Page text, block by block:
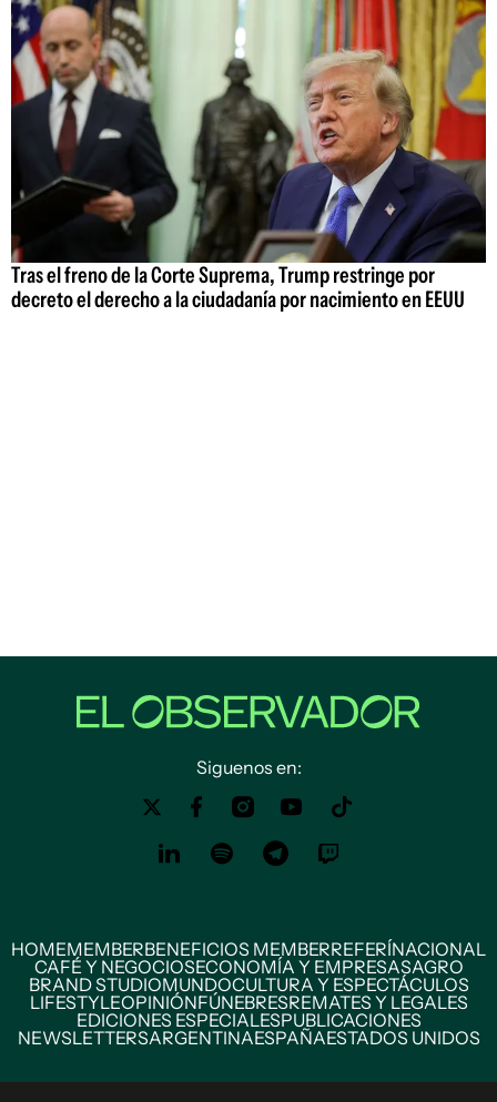
Tras el freno de la Corte Suprema, Trump restringe por
decreto el derecho a la ciudadanía por nacimiento en EEUU
Siguenos en:
HOMEMEMBERBENEFICIOS MEMBERREFERÍNACIONAL
CAFÉ Y NEGOCIOSECONOMÍA Y EMPRESASAGRO
BRAND STUDIOMUNDOCULTURA Y ESPECTÁCULOS
LIFESTYLEOPINIÓNFÚNEBRESREMATES Y LEGALES
EDICIONES ESPECIALESPUBLICACIONES
NEWSLETTERSARGENTINAESPAÑAESTADOS UNIDOS